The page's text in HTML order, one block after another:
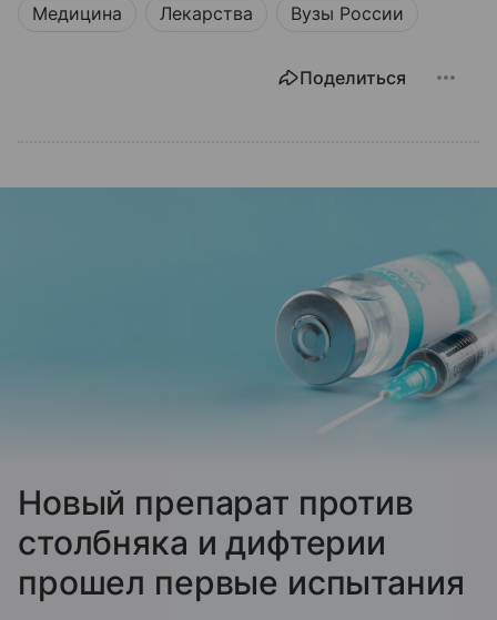
Медицина Лекарства Вузы России
Поделиться
Новый препарат против
столбняка и дифтерии
прошел первые испытания